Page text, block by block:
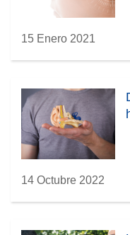
15 Enero 2021
14 Octubre 2022